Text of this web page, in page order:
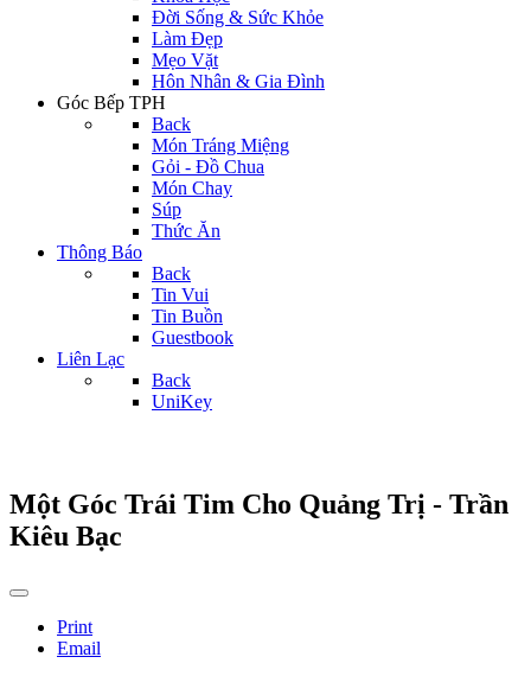
Đời Sống & Sức Khỏe
Làm Đẹp
Mẹo Vặt
Hôn Nhân & Gia Đình
Góc Bếp TPH
Back
Món Tráng Miệng
Gỏi - Đồ Chua
Món Chay
Súp
Thức Ăn
Thông Báo
Back
Tin Vui
Tin Buồn
Guestbook
Liên Lạc
Back
UniKey
Một Góc Trái Tim Cho Quảng Trị - Trần
Kiêu Bạc
Print
Email